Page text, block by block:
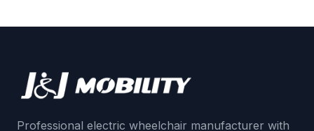
Professional electric wheelchair manufacturer with